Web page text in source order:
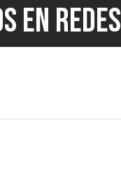
EN REDES